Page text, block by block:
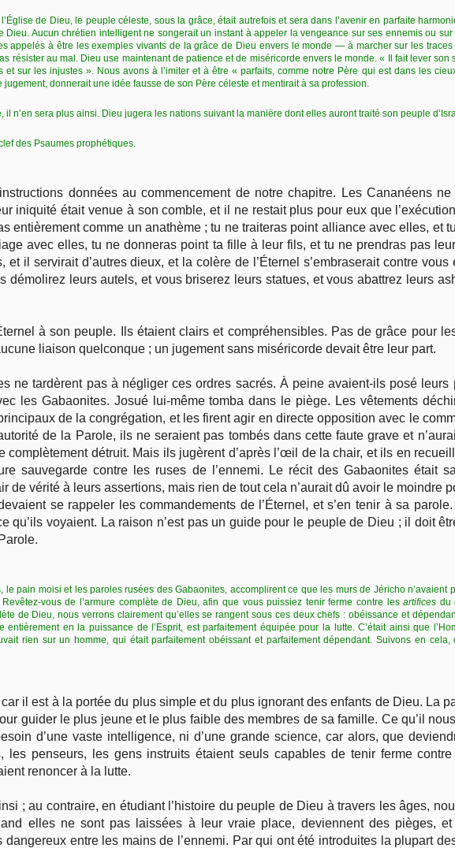
de Dieu, le peuple céleste, sous la grâce, était autrefois et sera dans l’avenir en parfaite
Dieu. Aucun chrétien intelligent ne songerait un instant à appeler la vengeance sur ses ennemis ou
appelés à être les exemples vivants de la grâce de Dieu envers le monde — à marcher sur les
au mal. Dieu use maintenant de patience et de miséricorde envers le monde. « Il fait lever son
sur les injustes ». Nous avons à l’imiter et à être « parfaits, comme notre Père qui est dans les
donnerait une idée fausse de son Père céleste et mentirait à sa profession.
il n’en sera plus ainsi. Dieu jugera les nations suivant la manière dont elles auront traité son peuple
des Psaumes prophétiques.
données au commencement de notre chapitre. Les Cananéens
iniquité était venue à son comble, et il ne restait plus pour eux que
entièrement comme un anathème ; tu ne traiteras point alliance avec elles, et
avec elles, tu ne donneras point ta fille à leur fils, et tu ne prendras pas
il servirait d’autres dieux, et la colère de l’Éternel s’embraserait contre vous
démolirez leurs autels, et vous briserez leurs statues, et vous abattrez leurs
à son peuple. Ils étaient clairs et compréhensibles. Pas de grâce pour
liaison quelconque ; un jugement sans miséricorde devait être leur part.
ne tardèrent pas à négliger ces ordres sacrés. À peine avaient-ils posé leurs
les Gabaonites. Josué lui-même tomba dans le piège. Les vêtements
de la congrégation, et les firent agir en directe opposition avec le
de la Parole, ils ne seraient pas tombés dans cette faute grave et
détruit. Mais ils jugèrent d’après l’œil de la chair, et ils en
sauvegarde contre les ruses de l’ennemi. Le récit des Gabaonites était
de vérité à leurs assertions, mais rien de tout cela n’aurait dû avoir le moindre
se rappeler les commandements de l’Éternel, et s’en tenir à sa
qu’ils voyaient. La raison n’est pas un guide pour le peuple de Dieu ; il doit
pain moisi et les paroles rusées des Gabaonites, accomplirent ce que les murs de Jéricho n’avaient
vous de l’armure complète de Dieu, afin que vous puissiez tenir ferme contre lesartifices du
de Dieu, nous verrons clairement qu’elles se rangent sous ces deux chefs : obéissance et
en la puissance de l’Esprit, est parfaitement équipée pour la lutte. C’était ainsi que
rien sur un homme, qui était parfaitement obéissant et parfaitement dépendant. Suivons en cela,
il est à la portée du plus simple et du plus ignorant des enfants de Dieu. La
guider le plus jeune et le plus faible des membres de sa famille. Ce qu’il nous
d’une vaste intelligence, ni d’une grande science, car alors, que
les penseurs, les gens instruits étaient seuls capables de tenir ferme
renoncer à la lutte.
; au contraire, en étudiant l’histoire du peuple de Dieu à travers les âges,
elles ne sont pas laissées à leur vraie place, deviennent des pièges,
dangereux entre les mains de l’ennemi. Par qui ont été introduites la plupart